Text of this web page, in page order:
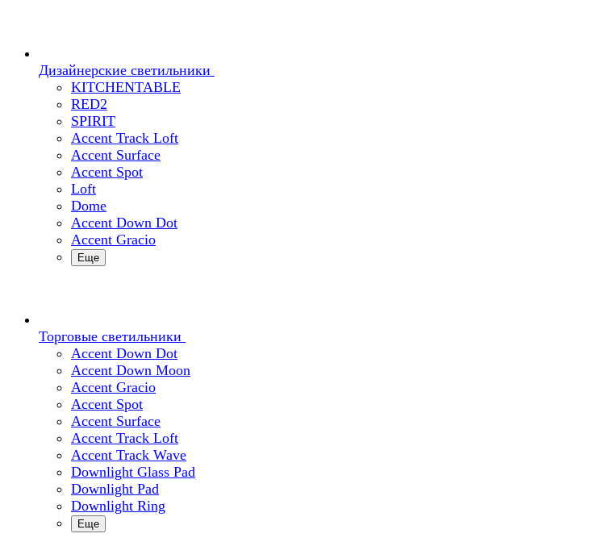
Дизайнерские светильники
KITCHENTABLE
RED2
SPIRIT
Accent Track Loft
Accent Surface
Accent Spot
Loft
Dome
Accent Down Dot
Accent Gracio
Еще
Торговые светильники
Accent Down Dot
Accent Down Moon
Accent Gracio
Accent Spot
Accent Surface
Accent Track Loft
Accent Track Wave
Downlight Glass Pad
Downlight Pad
Downlight Ring
Еще